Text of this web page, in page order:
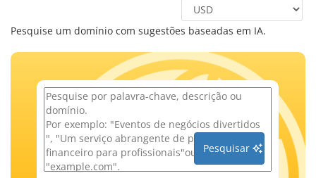
Pesquise um domínio com sugestões baseadas em IA.
Pesquisar